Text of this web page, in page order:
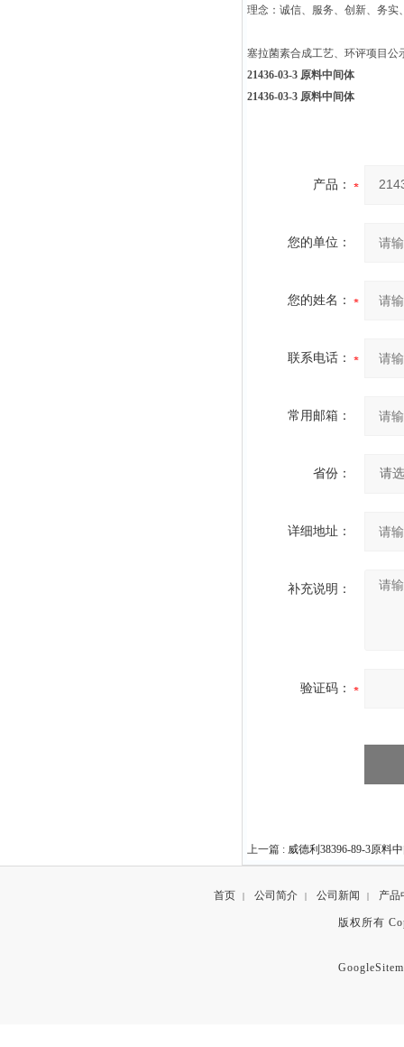
理念：诚信、服务、创新、务实
塞拉菌素合成工艺、环评项目公
21436-03-3 原料中间体
21436-03-3 原料中间体
产品：
您的单位：
您的姓名：
联系电话：
常用邮箱：
省份：
详细地址：
补充说明：
验证码：
上一篇 : 威德利38396-89-3原料
首页 | 公司简介 | 公司新闻 | 产品
版权所有